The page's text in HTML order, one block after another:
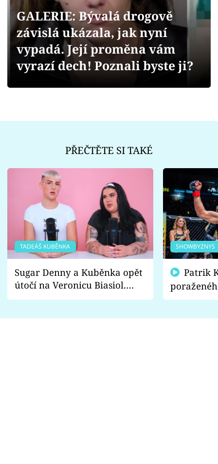
Videa
Sledujte prima+
GALERIE: Bývalá drogově
závislá ukázala, jak nyní
vypadá. Její proměna vám
vyrazí dech! Poznali byste ji?
PŘEČTĚTE SI TAKÉ
TADEÁŠ KUBĚNKA
Sugar Denny a Kuběnka opět
útočí na Veronicu Biasiol.
Proč je podle nich falešná a
SHOWBYZNYS
fanoušci